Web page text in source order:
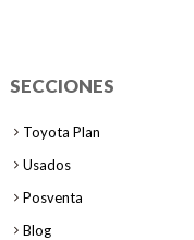
SECCIONES
Toyota Plan
Usados
Posventa
Blog